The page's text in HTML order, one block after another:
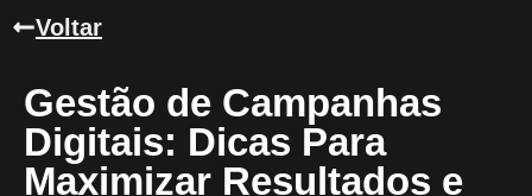
Voltar
Gestão de Campanhas
Digitais: Dicas Para
Maximizar Resultados e